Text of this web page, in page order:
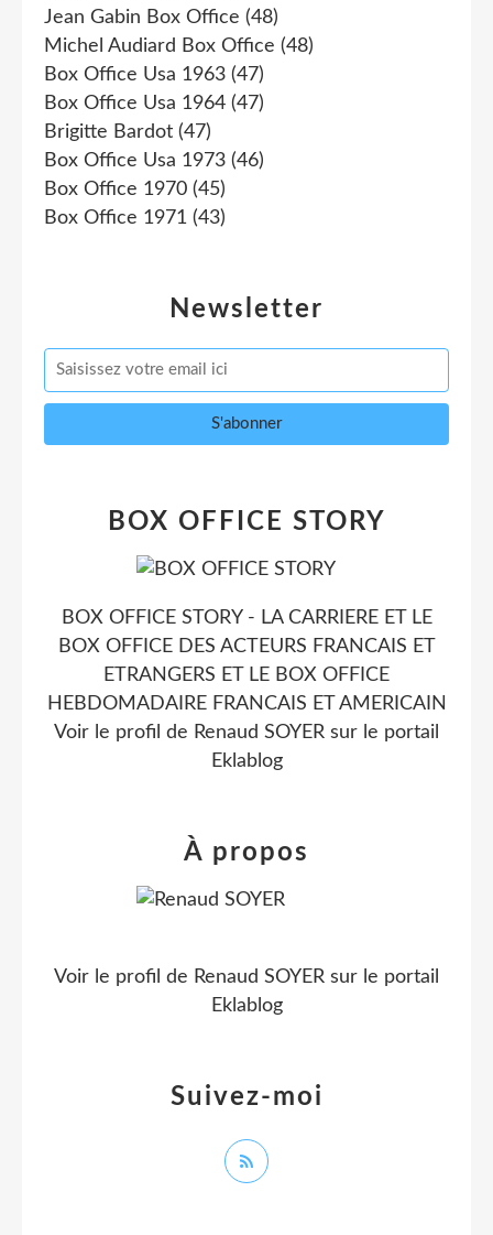
Newsletter
Jean Gabin Box Office (48)
Michel Audiard Box Office (48)
Box Office Usa 1963 (47)
Box Office Usa 1964 (47)
Brigitte Bardot (47)
Box Office Usa 1973 (46)
Box Office 1970 (45)
Box Office 1971 (43)
BOX OFFICE STORY
BOX OFFICE STORY - LA CARRIERE ET LE
BOX OFFICE DES ACTEURS FRANCAIS ET
ETRANGERS ET LE BOX OFFICE
HEBDOMADAIRE FRANCAIS ET AMERICAIN
Voir le profil de Renaud SOYER sur le portail
Eklablog
Suivez-moi
À propos
Voir le profil de Renaud SOYER sur le portail
Eklablog